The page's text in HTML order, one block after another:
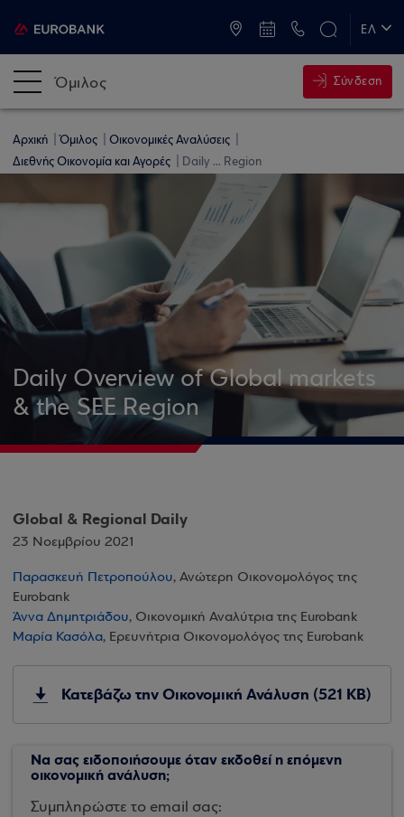
ΕΛ
Όμιλος Σύνδεση
Αρχική Όμιλος
Οικονομικές Αναλύσεις
Διεθνής Οικονομία και Αγορές
Daily ... Region
Daily Overview of Global markets
& the SEE Region
Global & Regional Daily
23 Νοεμβρίου 2021
Παρασκευή Πετροπούλου, Ανώτερη Οικονομολόγος της
Eurobank
Άννα Δημητριάδου, Οικονομική Αναλύτρια της Eurobank
Μαρία Κασόλα, Ερευνήτρια Οικονομολόγος της Eurobank
Κατεβάζω την Οικονομική Ανάλυση (521 KB)
Να σας ειδοποιήσουμε όταν εκδοθεί η επόμενη
οικονομική ανάλυση;
Συμπληρώστε το email σας: